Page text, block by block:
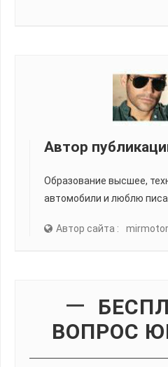
Автор
Образование высшее,
автомобили и люблю
Автор сайта :
ВОПРОС